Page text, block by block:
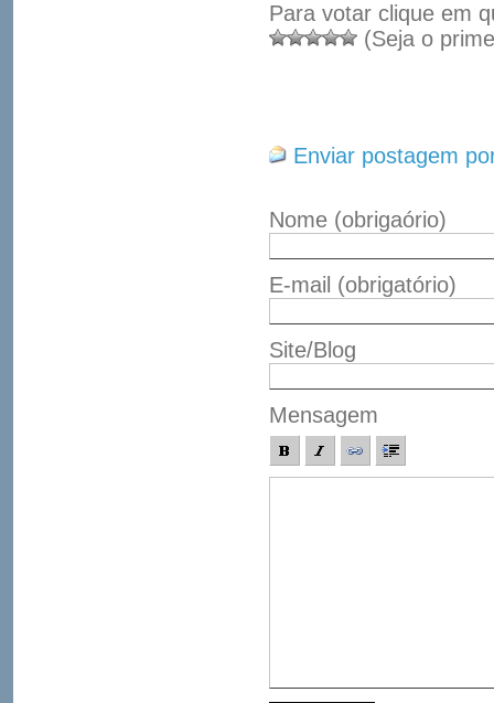
Para votar clique em
(Seja o
Enviar postagem
Nome (obrigaório)
E-mail (obrigatório)
Site/Blog
Mensagem